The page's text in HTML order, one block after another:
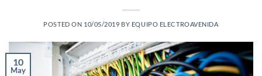
POSTED ON 10/05/2019 BY EQUIPO ELECTROAVENIDA
10
May